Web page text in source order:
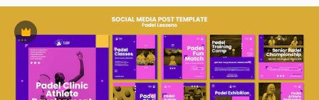
Premium